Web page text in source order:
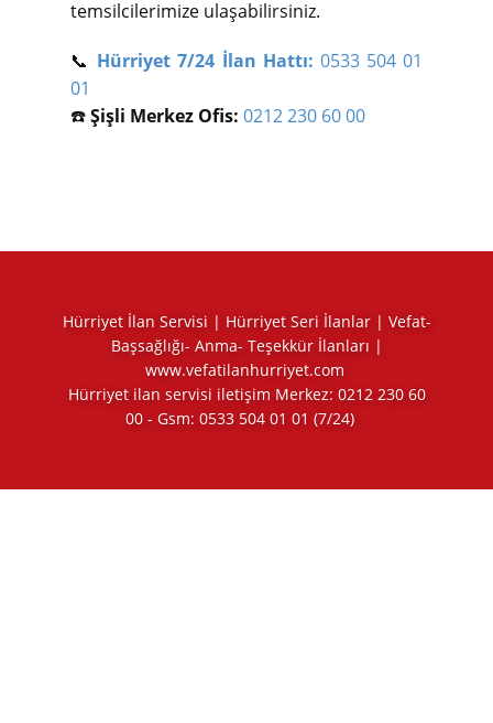
temsilcilerimize ulaşabilirsiniz.
📞 Hürriyet 7/24 İlan Hattı: 0533 504 01
01
☎️Şişli Merkez Ofis: 0212 230 60 00
Hürriyet İlan Servisi | Hürriyet Seri İlanlar | Vefat-
Başsağlığı- Anma- Teşekkür İlanları |
www.vefatilanhurriyet.com
Hürriyet ilan servisi iletişim Merkez: 0212 230 60
00 - Gsm: 0533 504 01 01 (7/24)